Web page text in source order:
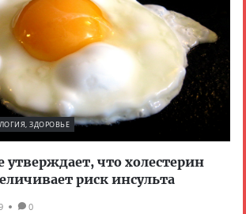
ЗДОРОВЬЕ
утверждает, что холестерин
риск инсульта
0